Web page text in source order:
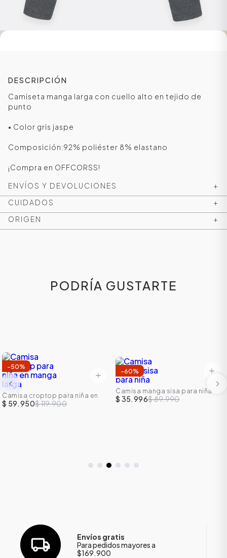
DESCRIPCIÓN
Camiseta manga larga con cuello alto en tejido de
punto
• Color gris jaspe
Composición:92% poliéster 8% elastano
¡Compra en OFFCORSS!
ENVÍOS Y DEVOLUCIONES
+
CUIDADOS
+
ORIGEN
+
PODRÍA GUSTARTE
-50%
Camisa croptop para niña en
manga larga
$ 59.950$ 119.900
-60%
Camisa manga sisa para niña
$ 35.996$ 89.990
Envíos gratis
Para pedidos mayores a
$169.900